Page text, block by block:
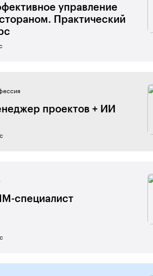
управление
Практический
проектов + ИИ
специалист